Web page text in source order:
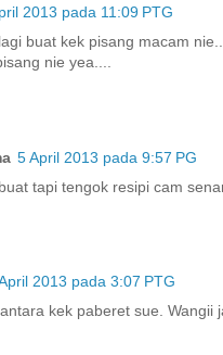
2013 pada 11:09 PTG
buat kek pisang macam
nie yea....
5 April 2013 pada 9:57 PG
tapi tengok resipi cam
2013 pada 3:07 PTG
kek paberet sue. Wangii